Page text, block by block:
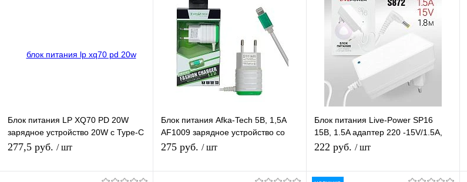
Блок питания LP XQ70 PD 20W
зарядное устройство 20W с Type-C
портом
277,5 руб. / шт
Блок питания Afka-Tech 5В, 1,5А
AF1009 зарядное устройство со
встроенным кабелем Iphone 1.2м
275 руб. / шт
Блок питания Live-Power SP16
15В, 1.5A адаптер 220 -15V/1.5A,
шнур 1,8 м, штекер 4,0*1,7 мм
222 руб. / шт